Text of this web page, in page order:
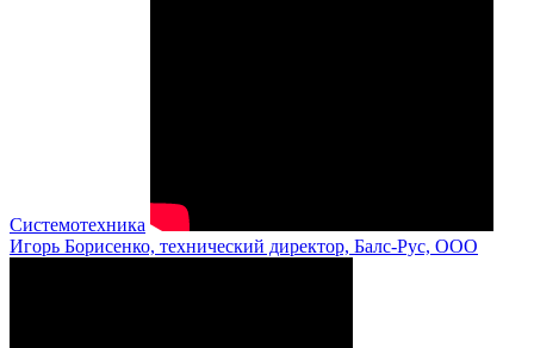
Системотехника
Игорь Борисенко, технический директор, Балс-Рус, ООО